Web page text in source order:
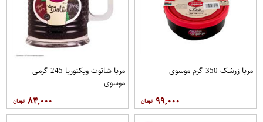
مربا زرشک 350 گرم موسوی
۹۹,۰۰۰
مربا شاتوت ویکتوریا 245 گرمی
موسوي
۸۴,۰۰۰